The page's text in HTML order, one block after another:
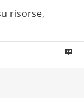
risorse,